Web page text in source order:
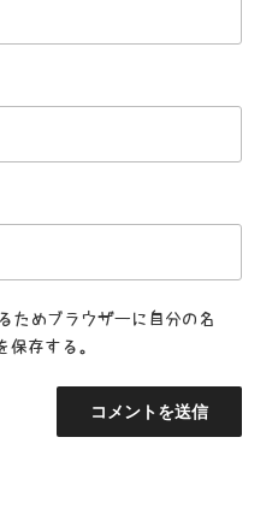
ためブラウザーに自分の名
保存する。